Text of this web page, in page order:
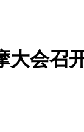
大会召